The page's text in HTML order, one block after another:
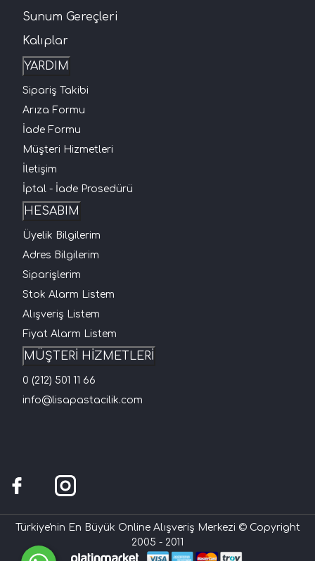
Sunum Gereçleri
Kalıplar
YARDIM
Sipariş Takibi
Arıza Formu
İade Formu
Müşteri Hizmetleri
İletişim
İptal - İade Prosedürü
HESABIM
Üyelik Bilgilerim
Adres Bilgilerim
Siparişlerim
Stok Alarm Listem
Alışveriş Listem
Fiyat Alarm Listem
MÜŞTERİ HİZMETLERİ
0 (212) 501 11 66
info@lisapastacilik.com
Türkiye'nin En Büyük Online Alışveriş Merkezi © Copyright
2005 - 2011